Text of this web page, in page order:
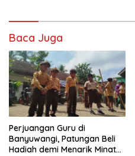
Baca Juga
Perjuangan Guru di
Banyuwangi, Patungan Beli
Hadiah demi Menarik Minat